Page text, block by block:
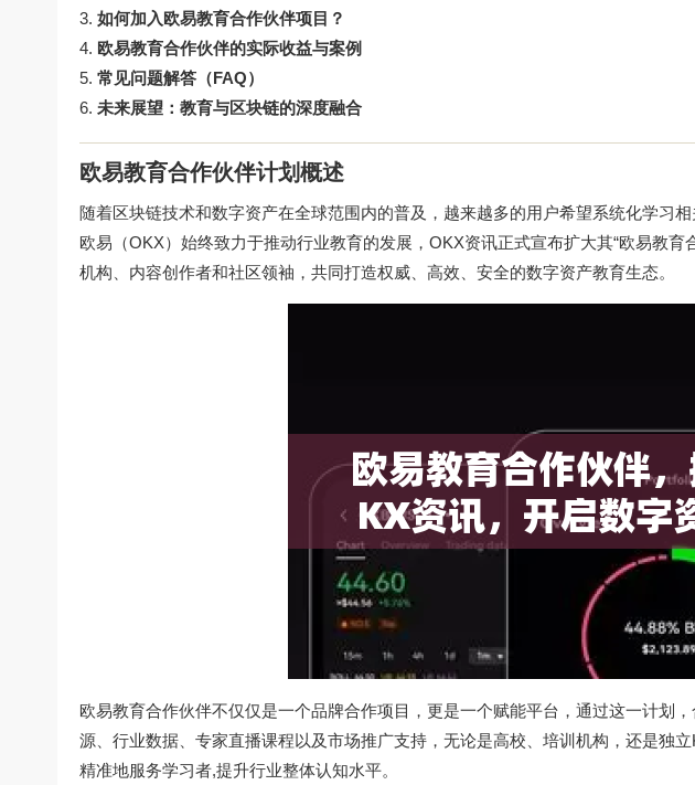
如何加入欧易教育合作伙伴项目？
欧易教育合作伙伴的实际收益与案例
常见问题解答（FAQ）
未来展望：教育与区块链的深度融合
欧易教育合作伙伴计划概述
随着区块链技术和数字资产在全球范围内的普及，越来越多的用户希望系统化学习
欧易（OKX）始终致力于推动行业教育的发展，OKX资讯正式宣布扩大其“欧易教
机构、内容创作者和社区领袖，共同打造权威、高效、安全的数字资产教育生态。
欧易教育合作伙伴不仅仅是一个品牌合作项目，更是一个赋能平台，通过这一计划
源、行业数据、专家直播课程以及市场推广支持，无论是高校、培训机构，还是独
精准地服务学习者,提升行业整体认知水平。